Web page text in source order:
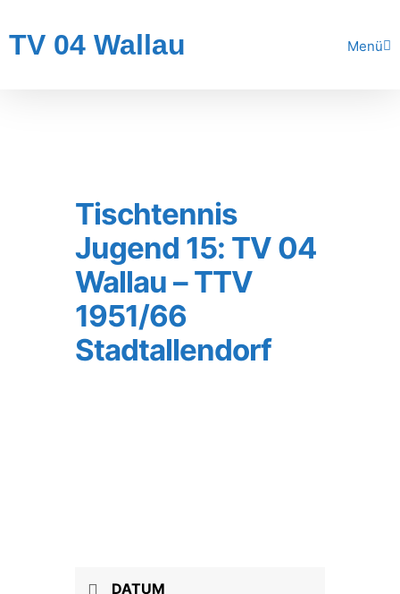
TV 04 Wallau Menü
Tischtennis
Jugend 15: TV 04
Wallau – TTV
1951/66
Stadtallendorf
DATUM